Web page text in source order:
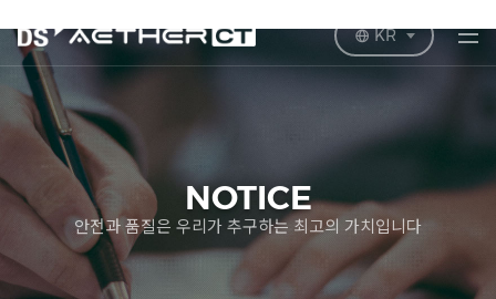
KR
NOTICE
안전과 품질은 우리가 추구하는 최고의 가치입니다